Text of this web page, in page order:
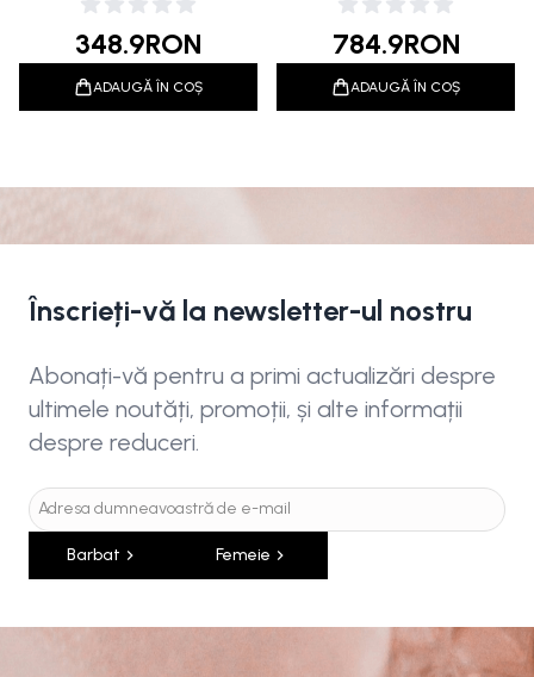
348.9RON
ADAUGĂ ÎN COȘ
784.9RON
ADAUGĂ ÎN COȘ
Înscrieți-vă la newsletter-ul nostru
Abonați-vă pentru a primi actualizări despre
ultimele noutăți, promoții, și alte informații
despre reduceri.
Barbat Femeie